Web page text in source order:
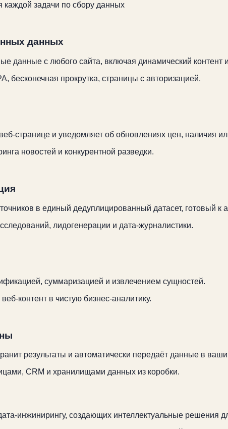
задачи по сбору данных
данных
данные с любого сайта, включая динамический контент
бесконечная прокрутка, страницы с авторизацией.
странице и уведомляет об обновлениях цен, наличия
новостей и конкурентной разведки.
в единый дедуплицированный датасет, готовый к
лидогенерации и дата-журналистики.
суммаризацией и извлечением сущностей.
контент в чистую бизнес-аналитику.
результаты и автоматически передаёт данные в
CRM и хранилищами данных из коробки.
инжинирингу, создающих интеллектуальные решения